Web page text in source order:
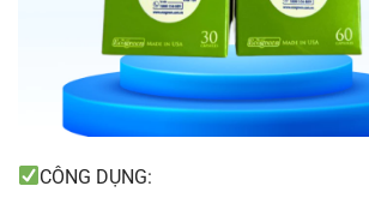
CÔNG DỤNG: